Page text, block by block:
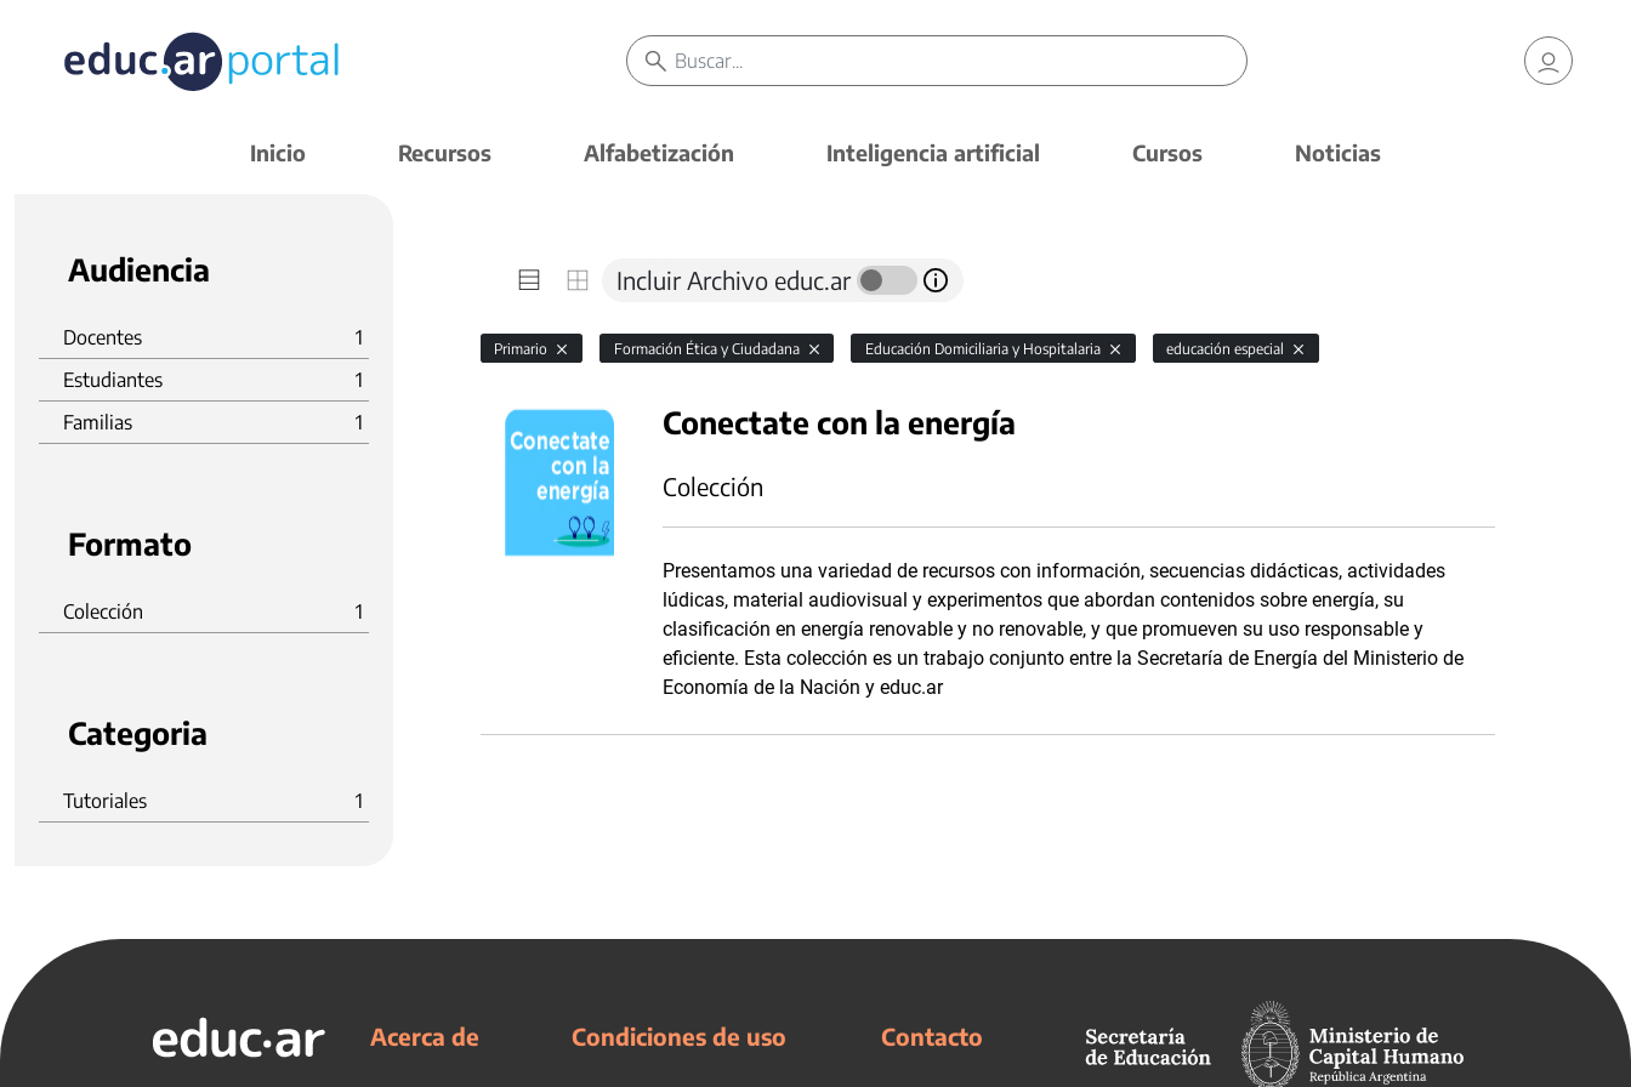
Inicio Recursos Alfabetización Inteligencia artificial Cursos Noticias
Audiencia
Docentes
1
Estudiantes
1
Familias
1
Formato
Colección 1
Categoria
Tutoriales 1
Incluir Archivo educ.ar
Primario Formación Ética y Ciudadana Educación Domiciliaria y Hospitalaria educación especial
Conectate con la energía
Colección
Presentamos una variedad de recursos con información, secuencias didácticas, actividades
lúdicas, material audiovisual y experimentos que abordan contenidos sobre energía, su
clasificación en energía renovable y no renovable, y que promueven su uso responsable y
eficiente. Esta colección es un trabajo conjunto entre la Secretaría de Energía del Ministerio de
Economía de la Nación y educ.ar
Acerca de Condiciones de uso Contacto